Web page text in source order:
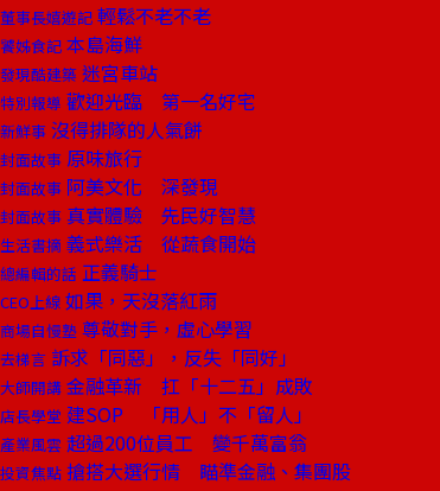
董事長嬉遊記 輕鬆不老不老
饕姊食記 本島海鮮
發現酷建築 迷宮車站
特別報導 歡迎光臨 第一名好宅
新鮮事 沒得排隊的人氣餅
封面故事 原味旅行
封面故事 阿美文化 深發現
封面故事 真實體驗 先民好智慧
生活書摘 義式樂活 從蔬食開始
總編輯的話 正義騎士
CEO上線 如果，天沒落紅雨
商場自慢塾 尊敬對手，虛心學習
去梯言 訴求「同惡」，反失「同好」
大師開講 金融革新 扛「十二五」成敗
店長學堂 建SOP 「用人」不「留人」
產業風雲 超過200位員工 變千萬富翁
投資焦點 搶搭大選行情 瞄準金融、集團股